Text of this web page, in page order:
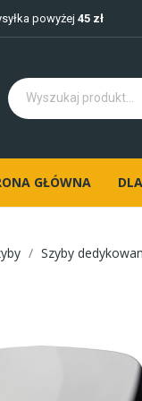
powyżej 45 zł
GŁÓWNA
Szyby